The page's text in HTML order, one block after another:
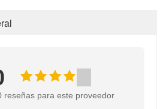
reseñas para este proveedor